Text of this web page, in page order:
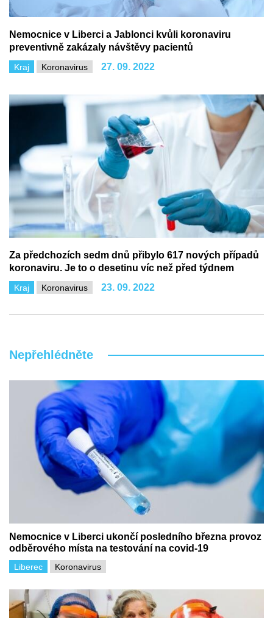
Nemocnice v Liberci a Jablonci kvůli koronaviru
preventivně zakázaly návštěvy pacientů
Koronavirus
Kraj 27. 09. 2022
Za předchozích sedm dnů přibylo 617 nových případů
koronaviru. Je to o desetinu víc než před týdnem
Koronavirus
Kraj 23. 09. 2022
Nepřehlédněte
Nemocnice v Liberci ukončí posledního března provoz
odběrového místa na testování na covid-19
Koronavirus
Liberec